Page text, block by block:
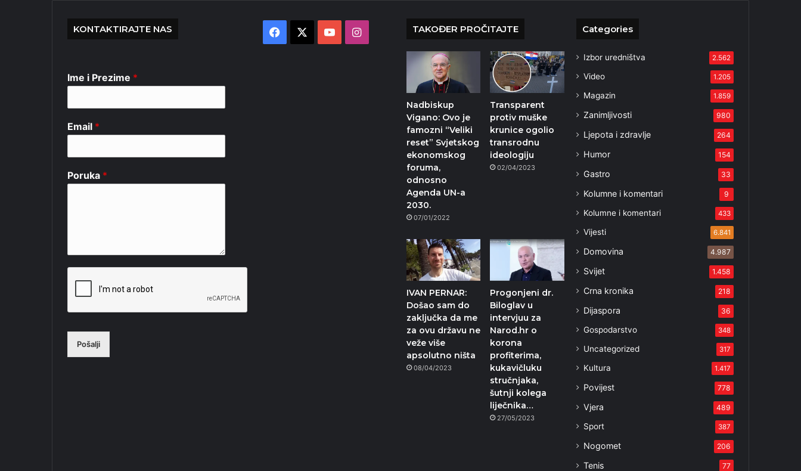
KONTAKTIRAJTE NAS
Ime i Prezime *
Email *
Poruka *
Pošalji
Facebook YouTubeInstagram TAKOĐER PROČITAJTE
Nadbiskup
Vigano: Ovo je
famozni “Veliki
reset” Svjetskog
ekonomskog
foruma,
odnosno
Agenda UN-a
2030.
07/01/2022
Transparent
protiv muške
krunice ogolio
transrodnu
ideologiju
02/04/2023
IVAN PERNAR:
Došao sam do
zaključka da me
za ovu državu ne
veže više
apsolutno ništa
08/04/2023
Progonjeni dr.
Biloglav u
intervjuu za
Narod.hr o
korona
profiterima,
kukavičluku
stručnjaka,
šutnji kolega
liječnika…
27/05/2023
Categories
Izbor uredništva 2.562
Video 1.205
Magazin 1.859
Zanimljivosti 980
Ljepota i zdravlje 264
Humor 154
Gastro 33
Kolumne i komentari 9
Kolumne i komentari 433
Vijesti 6.841
Domovina 4.987
Svijet 1.458
Crna kronika 218
Dijaspora 36
Gospodarstvo 348
Uncategorized 317
Kultura 1.417
Povijest 778
Vjera 489
Sport 387
Nogomet 206
Tenis 77